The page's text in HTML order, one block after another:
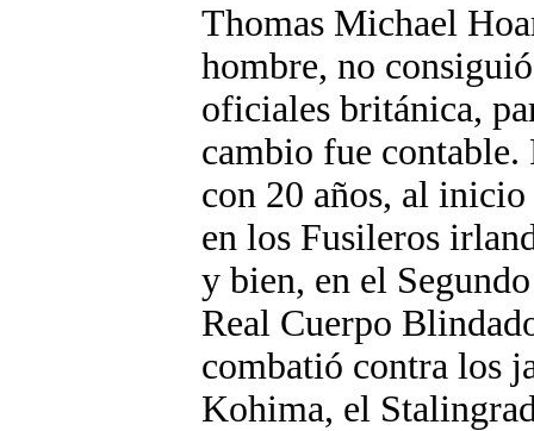
Thomas Michael
hombre, no
oficiales británica,
cambio fue contable.
con 20 años, al
en los Fusileros
y bien, en el
Real Cuerpo
combatió contra los
Kohima, el